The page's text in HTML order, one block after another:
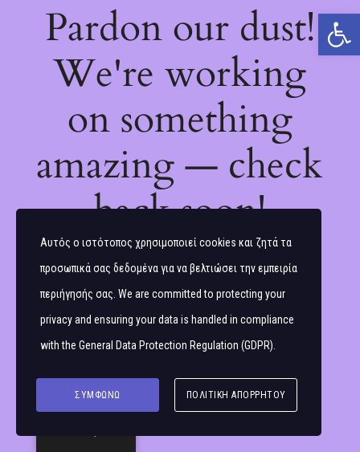
Ανοίξτε τη γραμμή εργαλείων
Pardon our dust!
We're working
on something
amazing — check
back soon!
Αυτός ο ιστότοπος χρησιμοποιεί cookies και ζητά τα
προσωπικά σας δεδομένα για να βελτιώσει την εμπειρία
περιήγησής σας. We are committed to protecting your
privacy and ensuring your data is handled in compliance
with the General Data Protection Regulation (GDPR)
ΣΥΜΦΩΝΏ ΠΟΛΙΤΙΚΉ ΑΠΟΡΡΉΤΟΥ